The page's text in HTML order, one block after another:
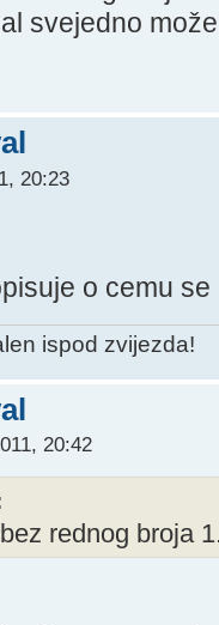
svejedno
20:23
o cemu se
ispod zvijezda!
20:42
rednog broja